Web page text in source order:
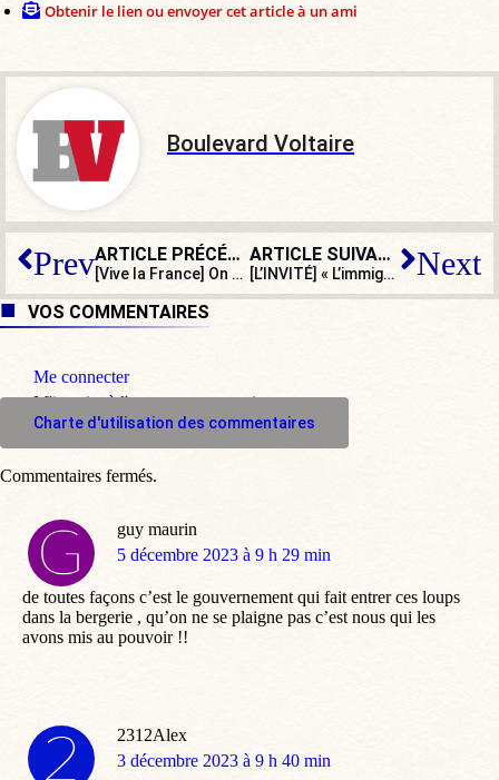
Obtenir le lien ou envoyer cet article à un ami
Boulevard Voltaire
Prev ARTICLE PRÉCÉDENT
[Vive la France] On continue à fabriquer des chevaliers !
ARTICLE SUIVANT
[L’INVITÉ] « L’immigration a transformé en profondeur la société » Next
VOS COMMENTAIRES
Me connecter
M'inscrire à l'espace commentaire
Charte d'utilisation des commentaires
guy maurin
dit
5 décembre 2023 à 9 h 29 min
de toutes façons c’est le gouvernement qui fait entrer ces loups
dans la bergerie , qu’on ne se plaigne pas c’est nous qui les
avons mis au pouvoir !!
2312Alex
dit
3 décembre 2023 à 9 h 40 min
Commentaires fermés.